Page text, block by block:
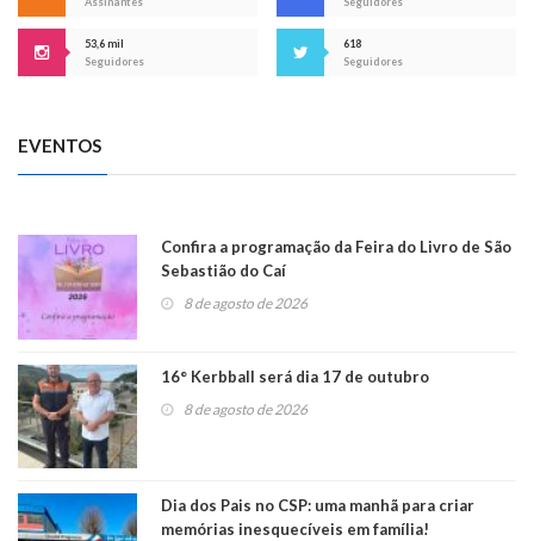
53,6 mil
Seguidores
618
Seguidores
EVENTOS
Confira a programação da Feira do Livro de São
Sebastião do Caí
8 de agosto de 2026
16° Kerbball será dia 17 de outubro
8 de agosto de 2026
Dia dos Pais no CSP: uma manhã para criar
memórias inesquecíveis em família!